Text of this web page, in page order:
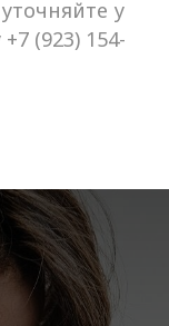
у
(923) 154-